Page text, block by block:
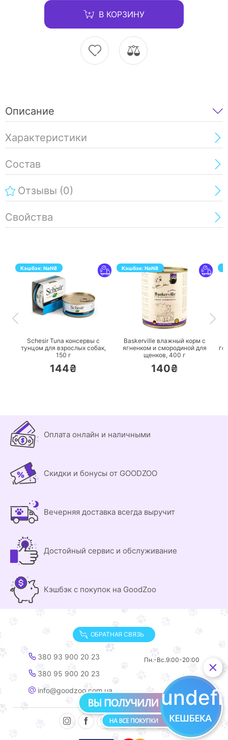
В КОРЗИНУ
Описание
Характеристики
Состав
Отзывы (0)
Свойства
Кэшбэк:NaN₴
ПЕРЕЙТИ
Schesir Tuna консервы с
тунцом для взрослых собак,
150 г
144₴
Кэшбэк:NaN₴
ПЕРЕЙТИ
Baskerville влажный корм с
ягненком и смородиной для
щенков, 400 г
140₴
Оплата онлайн и наличными
Скидки и бонусы от GOODZOO
Вечерняя доставка всегда выручит
Достойный сервис и обслуживание
Кэшбэк с покупок на GoodZoo
ОБРАТНАЯ СВЯЗЬ
380 93 900 20 23
380 95 900 20 23
info@goodzoo.com.ua
Пн.-Вс.9:00-20:00